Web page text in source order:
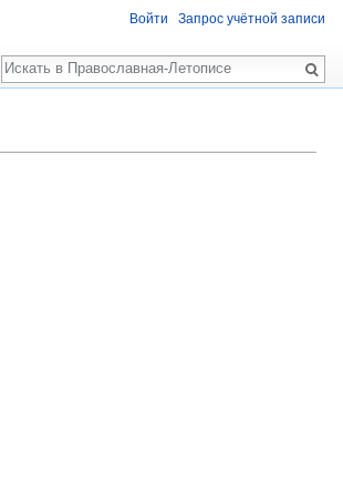
Войти Запрос учётной записи
Поиск